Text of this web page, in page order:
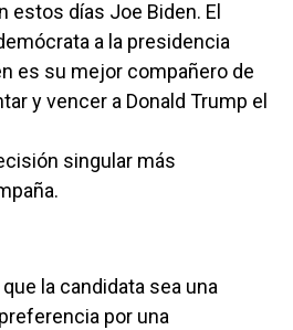
estos días Joe Biden. El
a la presidencia
es su mejor compañero de
y vencer a Donald Trump el
singular más
la candidata sea una
por una